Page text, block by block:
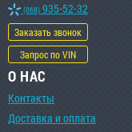
(068) 935-52-32
Заказать звонок
Запрос по VIN
О НАС
Контакты
Доставка и оплата